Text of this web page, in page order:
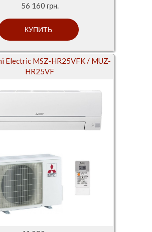
56 160 грн.
Electric MSZ-HR25VFK / MUZ-
HR25VF